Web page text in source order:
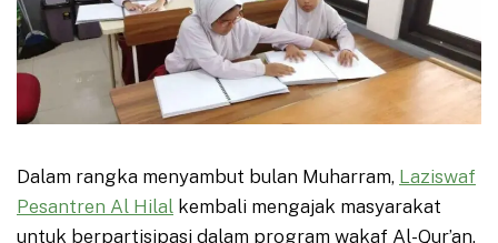
Dalam rangka menyambut bulan Muharram, Laziswaf
Pesantren Al Hilal kembali mengajak masyarakat
untuk berpartisipasi dalam program wakaf Al-Qur’an.